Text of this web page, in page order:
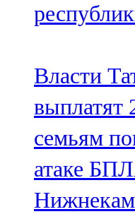
Власти
выплатят
семьям
атаке